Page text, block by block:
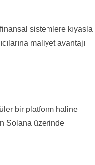
sistemlere kıyasla
maliyet avantajı
bir platform haline
Solana üzerinde